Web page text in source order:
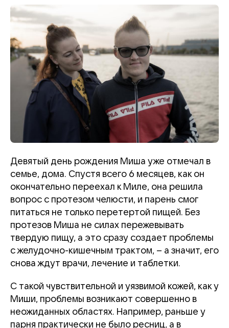
Девятый день рождения Миша уже отмечал в
семье, дома. Спустя всего 6 месяцев, как он
окончательно переехал к Миле, она решила
вопрос с протезом челюсти, и парень смог
питаться не только перетертой пищей. Без
протезов Миша не силах пережевывать
твердую пищу, а это сразу создает проблемы
с желудочно-кишечным трактом, – а значит, его
снова ждут врачи, лечение и таблетки.
С такой чувствительной и уязвимой кожей, как у
Миши, проблемы возникают совершенно в
неожиданных областях. Например, раньше у
парня практически не было ресниц, а в